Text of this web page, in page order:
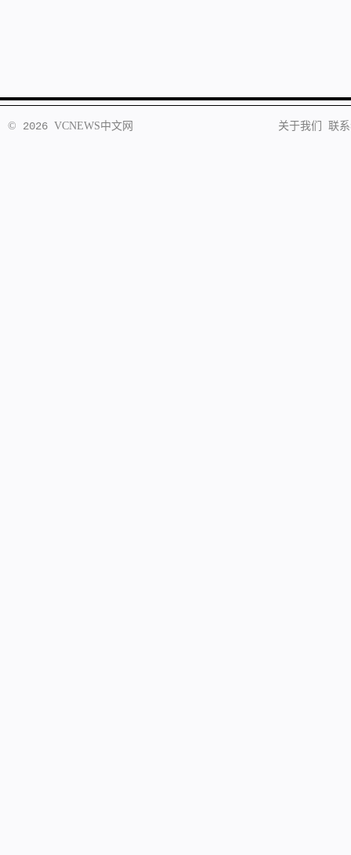
© 2026 VCNEWS中文网 关于我们 联